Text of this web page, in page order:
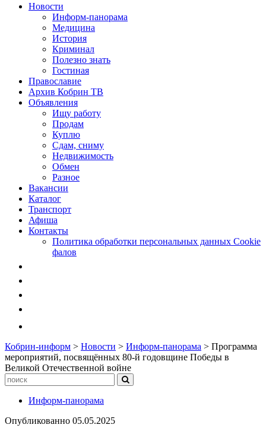
Новости
Информ-панорама
Медицина
История
Криминал
Полезно знать
Гостиная
Православие
Архив Кобрин ТВ
Объявления
Ищу работу
Продам
Куплю
Сдам, сниму
Недвижимость
Обмен
Разное
Вакансии
Каталог
Транспорт
Афиша
Контакты
Политика обработки персональных данных Cookie
фалов
Кобрин-информ > Новости > Информ-панорама > Программа
мероприятий, посвящённых 80-й годовщине Победы в
Великой Отечественной войне
Информ-панорама
Опубликованно 05.05.2025